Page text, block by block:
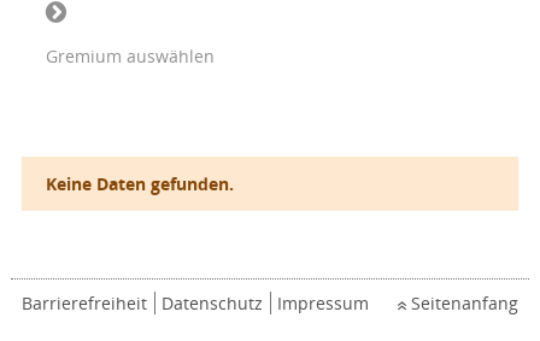
Gremium auswählen
Keine Daten gefunden.
Barrierefreiheit Datenschutz Impressum Seitenanfang